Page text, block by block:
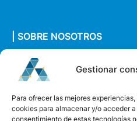
Gestionar
Para ofrecer las mejores
cookies para almacenar y/o acceder
consentimiento de estas tecnologías
| SOBRE NOSOTROS
Quiénes somos
Envíanos un mensaje